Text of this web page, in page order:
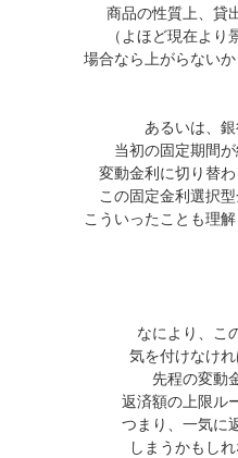
商品の性質上、貸
（よほど現在より
場合なら上がらないか
あるいは、銀
当初の固定期間
変動金利に切り替わ
この固定金利選択
こういったことも理
なにより、こ
気を付けなけれ
先程の変動
返済額の上限ル
つまり、一気に
しまうかもし